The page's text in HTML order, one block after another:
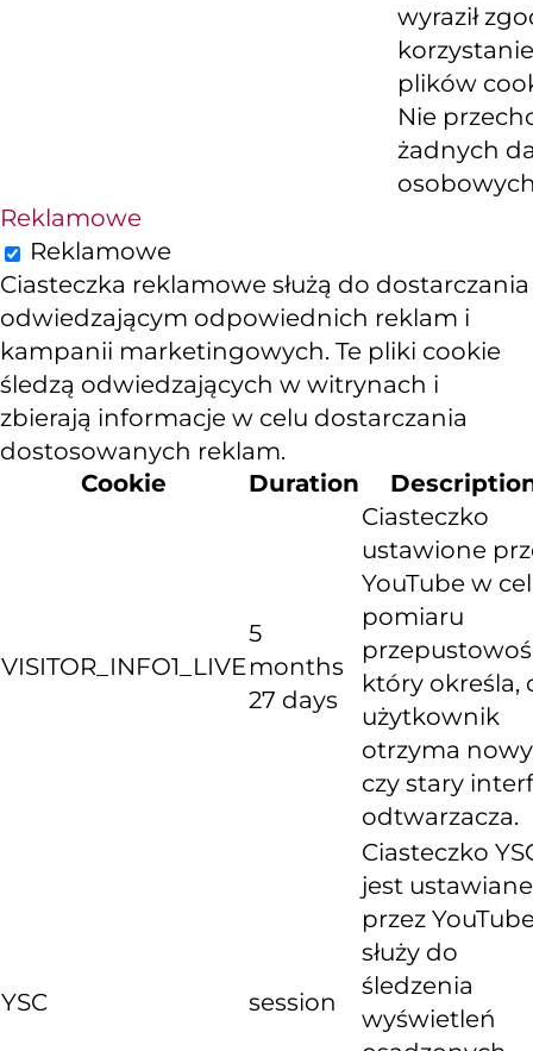
wyraził
plików
Nie
żadnych
Reklamowe
Reklamowe
Ciasteczka reklamowe służą do dostarczania
odwiedzającym odpowiednich reklam i
kampanii marketingowych. Te pliki cookie
śledzą odwiedzających w witrynach i
zbierają informacje w celu dostarczania
dostosowanych reklam.
Cookie
Duration
VISITOR_INFO1_LIVE
5
months
27 days
Ciasteczko
ustawione
YouTube w
pomiaru
który określa,
użytkownik
otrzyma
czy stary
odtwarzacza.
YSC session
Ciasteczko
jest ustawiane
przez
służy do
śledzenia
wyświetleń